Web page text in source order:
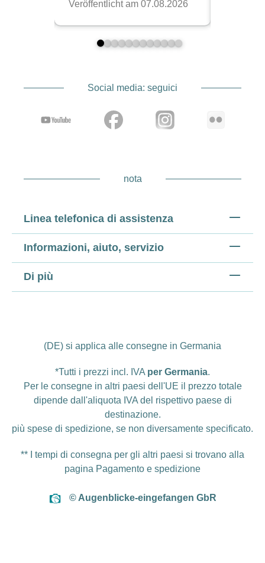
Social media: seguici
nota
Linea telefonica di assistenza
Informazioni, aiuto, servizio
Di più
(DE) si applica alle consegne in Germania
*Tutti i prezzi incl. IVA per Germania.
Per le consegne in altri paesi dell'UE il prezzo totale
dipende dall'aliquota IVA del rispettivo paese di
destinazione.
più spese di spedizione, se non diversamente specificato.
** I tempi di consegna per gli altri paesi si trovano alla
pagina Pagamento e spedizione
© Augenblicke-eingefangen GbR